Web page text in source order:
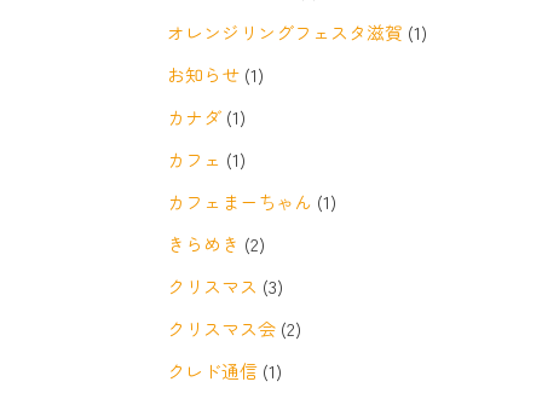
オレンジリングフェスタ滋賀 (1)
お知らせ (1)
カナダ (1)
カフェ (1)
カフェまーちゃん (1)
きらめき (2)
クリスマス (3)
クリスマス会 (2)
クレド通信 (1)